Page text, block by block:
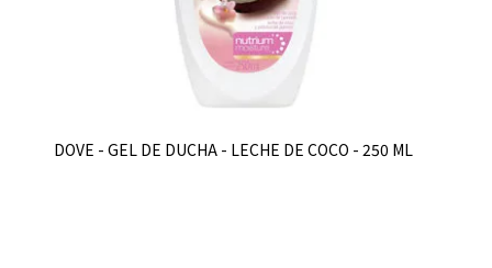
DOVE - GEL DE DUCHA - LECHE DE COCO - 250 ML